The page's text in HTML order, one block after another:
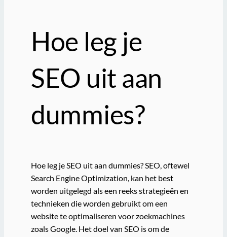
Hoe leg je
SEO uit aan
dummies?
Hoe leg je SEO uit aan dummies? SEO, oftewel
Search Engine Optimization, kan het best
worden uitgelegd als een reeks strategieën en
technieken die worden gebruikt om een
website te optimaliseren voor zoekmachines
zoals Google. Het doel van SEO is om de